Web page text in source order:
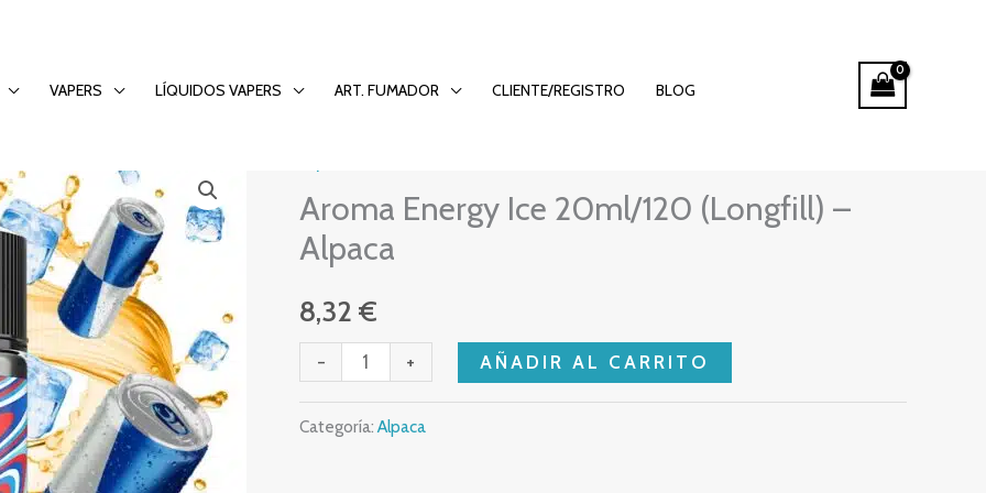
VAPERS LÍQUIDOS VAPERS ART. FUMADOR CLIENTE/REGISTRO BLOG
– Alpaca
Aroma Energy Ice 20ml/120 (Longfill) –
Alpaca
8,32 €
-
Aroma
Energy
Ice
20ml/120
(Longfill)
-
cantidad
+ AÑADIR AL CARRITO
Categoría: Alpaca